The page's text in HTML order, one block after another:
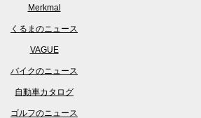
Merkmal
くるまのニュース
VAGUE
バイクのニュース
自動車カタログ
ゴルフのニュース